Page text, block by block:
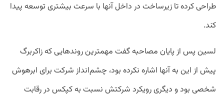
طراحی کرده تا زیرساخت در داخل آنها با سرعت بیشتری توسعه پیدا
کند.
لسین پس از پایان مصاحبه گفت مهمترین روند‌هایی که زاکربرگ
پیش از این به آنها اشاره نکرده بود، چشم‌انداز شرکت برای ابرهوش
شخصی بود و دیگری رویکرد شرکتش نسبت به کپکس در رقابت